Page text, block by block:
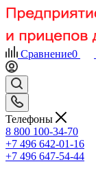
Сравнение0
Телефоны
8 800 100-34-70
+7 496 642-01-16
+7 496 647-54-44